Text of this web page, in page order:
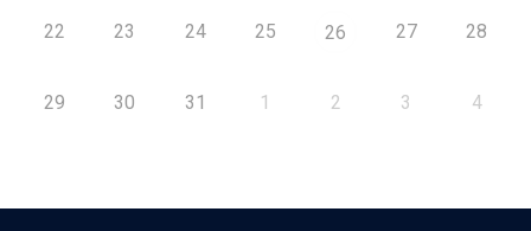
22 23 24 25 26 27 28
29 30 31 1 2 3 4